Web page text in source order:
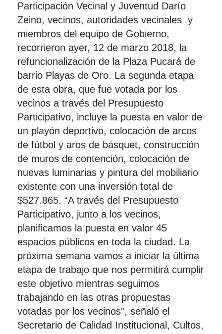
Participación Vecinal y Juventud Darío
Zeino, vecinos, autoridades vecinales y
miembros del equipo de Gobierno,
recorrieron ayer, 12 de marzo 2018, la
refuncionalización de la Plaza Pucará de
barrio Playas de Oro. La segunda etapa
de esta obra, que fue votada por los
vecinos a través del Presupuesto
Participativo, incluye la puesta en valor de
un playón deportivo, colocación de arcos
de fútbol y aros de básquet, construcción
de muros de contención, colocación de
nuevas luminarias y pintura del mobiliario
existente con una inversión total de
$527.865. “A través del Presupuesto
Participativo, junto a los vecinos,
planificamos la puesta en valor 45
espacios públicos en toda la ciudad. La
próxima semana vamos a iniciar la última
etapa de trabajo que nos permitirá cumplir
este objetivo mientras seguimos
trabajando en las otras propuestas
votadas por los vecinos”, señaló el
Secretario de Calidad Institucional, Cultos,